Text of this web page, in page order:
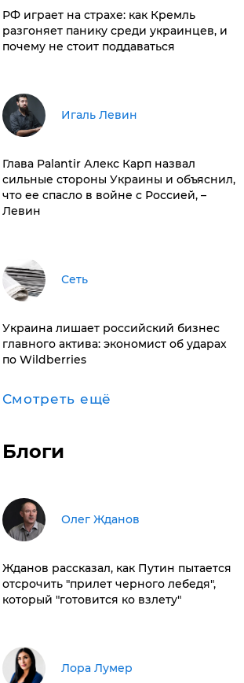
РФ играет на страхе: как Кремль
разгоняет панику среди украинцев, и
почему не стоит поддаваться
Игаль Левин
Глава Palantir Алекс Карп назвал
сильные стороны Украины и объяснил,
что ее спасло в войне с Россией, –
Левин
Сеть
​Украина лишает российский бизнес
главного актива: экономист об ударах
по Wildberries
Смотреть ещё
Блоги
Олег Жданов
Жданов рассказал, как Путин пытается
отсрочить "прилет черного лебедя",
который "готовится ко взлету"
​Лора Лумер